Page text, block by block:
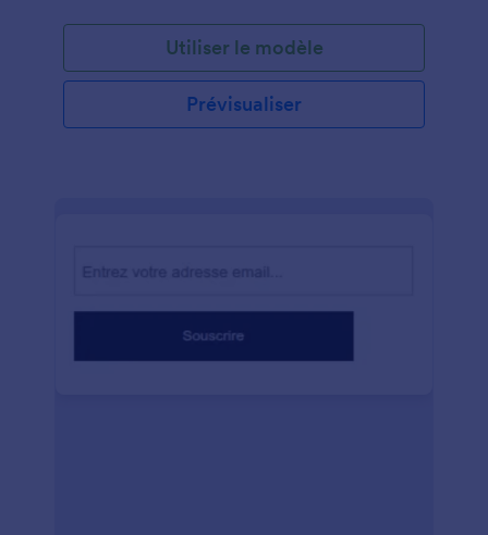
promouvoir les plans tarifaires, les informations
d'adresse, etc. Avec un formulaire d'abonnement au
magazine en ligne gratuit, vous pouvez collecter des
informations sur les clients de votre entreprise !
Personnalisez simplement les formulaires en
modifiez l'image d'arrière-plan ou ajoutez d'autres
de téléphone, des détails de carte de crédit ou des
options de paiement. Vous pouvez même partager
Utiliser le modèle
Prévisualiser